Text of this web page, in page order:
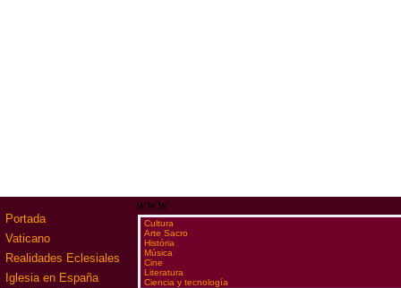
Portada
Vaticano
Realidades Eclesiales
Iglesia en España
www
·Cultura
·Arte Sacro
·História
·Música
·Cine
·Literatura
·Ciencia y tecnología